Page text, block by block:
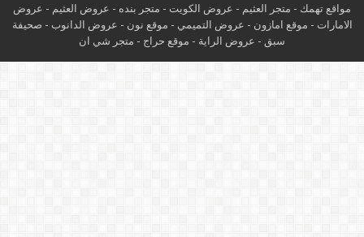
مواقع تهمك - متجر العثيم - عروض الكويت - متجر بنده - عروض العثيم - عروض
الامارات - موقع امازون - عروض التميمي - موقع نون - عروض الدانوب - صحيفة
سبق - عروض الراية - موقع حراج - متجر شي ان